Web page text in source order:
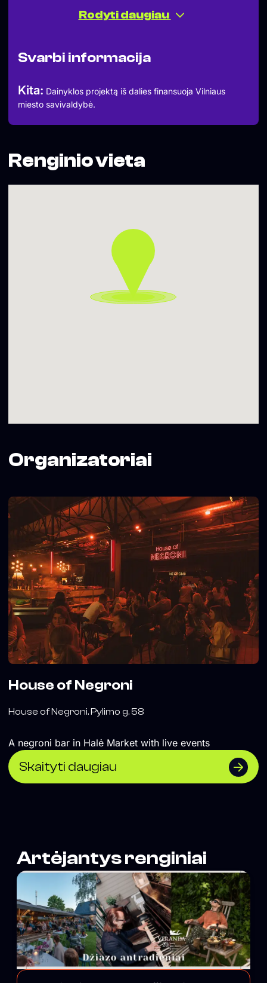
ingrediento niuansą.
Smoked Mezcal Negroni – dūmo debesyje gimęs kokteilis
90 dienų brandintas Negronis – kantrybės ir laiko jėga: trijų
Kviečiame švęsti Negroni savaitę kartu – atrasti, ragauti ir
patirti, kaip trys skirtingi keliai veda į vieną legendą.
Rodyti daugiau
Svarbi informacija
Kita: Dainyklos projektą iš dalies finansuoja Vilniaus
miesto savivaldybė.
Renginio vieta
Organizatoriai
House of Negroni
House of Negroni. Pylimo g. 58
A negroni bar in Halė Market with live events
Skaityti daugiau
Artėjantys renginiai